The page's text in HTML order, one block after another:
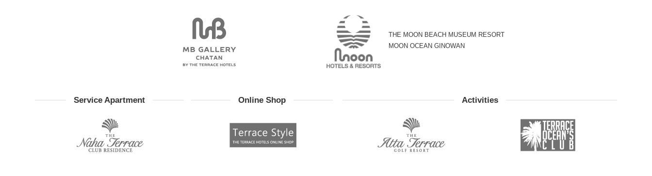
THE MOON BEACH MUSEUM RESORT
MOON OCEAN GINOWAN
Service Apartment Online Shop Activities